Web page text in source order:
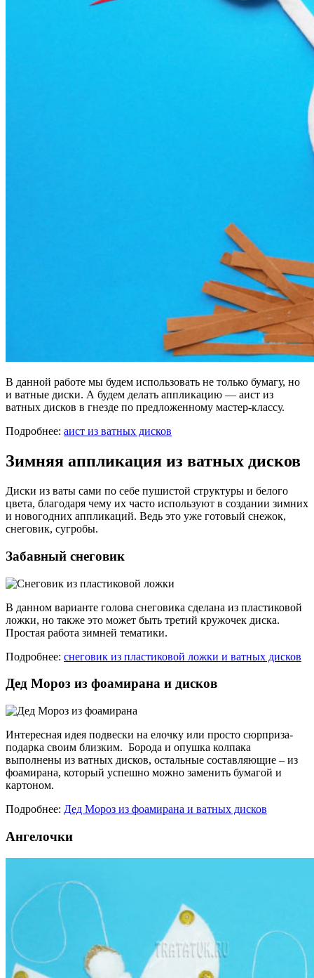
В данной работе мы будем использовать не только бумагу, но
и ватные диски. А будем делать аппликацию — аист из
ватных дисков в гнезде по предложенному мастер-классу.
Подробнее: аист из ватных дисков
Зимняя аппликация из ватных дисков
Диски из ваты сами по себе пушистой структуры и белого
цвета, благодаря чему их часто используют в создании зимних
и новогодних аппликаций. Ведь это уже готовый снежок,
снеговик, сугробы.
Забавный снеговик
В данном варианте голова снеговика сделана из пластиковой
ложки, но также это может быть третий кружочек диска.
Простая работа зимней тематики.
Подробнее: снеговик из пластиковой ложки и ватных дисков
Дед Мороз из фоамирана и дисков
Интересная идея подвески на елочку или просто сюрприза-
подарка своим близким. Борода и опушка колпака
выполнены из ватных дисков, остальные составляющие – из
фоамирана, который успешно можно заменить бумагой и
картоном.
Подробнее: Дед Мороз из фоамирана и ватных дисков
Ангелочки